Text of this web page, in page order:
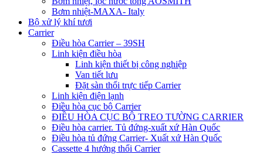
Bơm nhiệt-MAXA- Italy
Bộ xử lý khí tươi
Carrier
Điều hòa Carrier – 39SH
Linh kiện điều hòa
Linh kiện thiết bị công nghiệp
Van tiết lưu
Đặt sàn thổi trực tiếp Carrier
Linh kiện điện lạnh
Điều hòa cục bộ Carrier
ĐIỀU HÒA CỤC BỘ TREO TƯỜNG CARRIER
Điều hòa carrier. Tủ đứng-xuất xứ Hàn Quốc
Điều hòa tủ đứng Carrier- Xuất xứ Hàn Quốc
Cassette 4 hướng thổi Carrier